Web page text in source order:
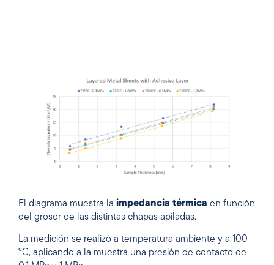
El diagrama muestra la impedancia térmica en función
del grosor de las distintas chapas apiladas.
La medición se realizó a temperatura ambiente y a 100
°C, aplicando a la muestra una presión de contacto de